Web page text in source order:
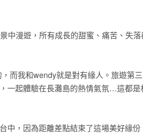
漫遊，所有成長的甜蜜、痛苦、失
我和wendy就是對有緣人。旅遊第
一起體驗在長灘島的熱情氣氛…這都是
，因為距離差點結束了這場美好緣份